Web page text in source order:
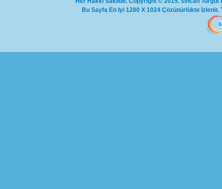
Bu Sayfa En Iyi 1280 X 1024 Çözünürlükte